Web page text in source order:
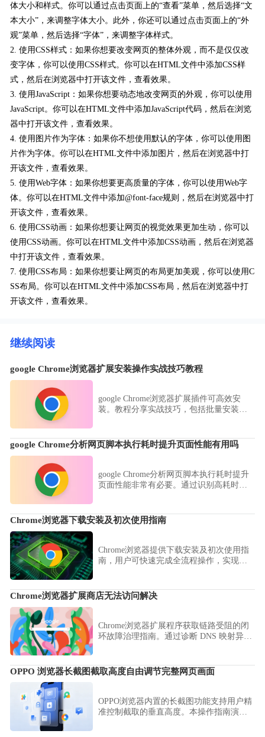
体大小和样式。你可以通过点击页面上的“查看”菜单，然后选择“文
本大小”，来调整字体大小。此外，你还可以通过点击页面上的“外
观”菜单，然后选择“字体”，来调整字体样式。
2. 使用CSS样式：如果你想要改变网页的整体外观，而不是仅仅改
变字体，你可以使用CSS样式。你可以在HTML文件中添加CSS样
式，然后在浏览器中打开该文件，查看效果。
3. 使用JavaScript：如果你想要动态地改变网页的外观，你可以使用
JavaScript。你可以在HTML文件中添加JavaScript代码，然后在浏览
器中打开该文件，查看效果。
4. 使用图片作为字体：如果你不想使用默认的字体，你可以使用图
片作为字体。你可以在HTML文件中添加图片，然后在浏览器中打
开该文件，查看效果。
5. 使用Web字体：如果你想要更高质量的字体，你可以使用Web字
体。你可以在HTML文件中添加@font-face规则，然后在浏览器中打
开该文件，查看效果。
6. 使用CSS动画：如果你想要让网页的视觉效果更加生动，你可以
使用CSS动画。你可以在HTML文件中添加CSS动画，然后在浏览器
中打开该文件，查看效果。
7. 使用CSS布局：如果你想要让网页的布局更加美观，你可以使用C
SS布局。你可以在HTML文件中添加CSS布局，然后在浏览器中打
开该文件，查看效果。
继续阅读
google Chrome浏览器扩展安装操作实战技巧教程
google Chrome浏览器扩展插件可高效安
装。教程分享实战技巧，包括批量安装、
google Chrome分析网页脚本执行耗时提升页面性能有用吗
google Chrome分析网页脚本执行耗时提升
页面性能非常有必要。通过识别高耗时代
Chrome浏览器下载安装及初次使用指南
Chrome浏览器提供下载安装及初次使用指
南，用户可快速完成全流程操作，实现浏
Chrome浏览器扩展商店无法访问解决
Chrome浏览器扩展程序获取链路受阻的闭
环故障治理指南。通过诊断 DNS 映射异
组件自主挂载能力。
OPPO 浏览器长截图截取高度自由调节完整网页画面
OPPO浏览器内置的长截图功能支持用户精
准控制截取的垂直高度。本操作指南演示